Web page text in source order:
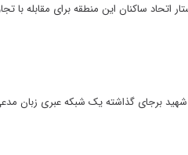
ساکنان این منطقه برای مقابله با
برجای گذاشته یک شبکه عبری زبان